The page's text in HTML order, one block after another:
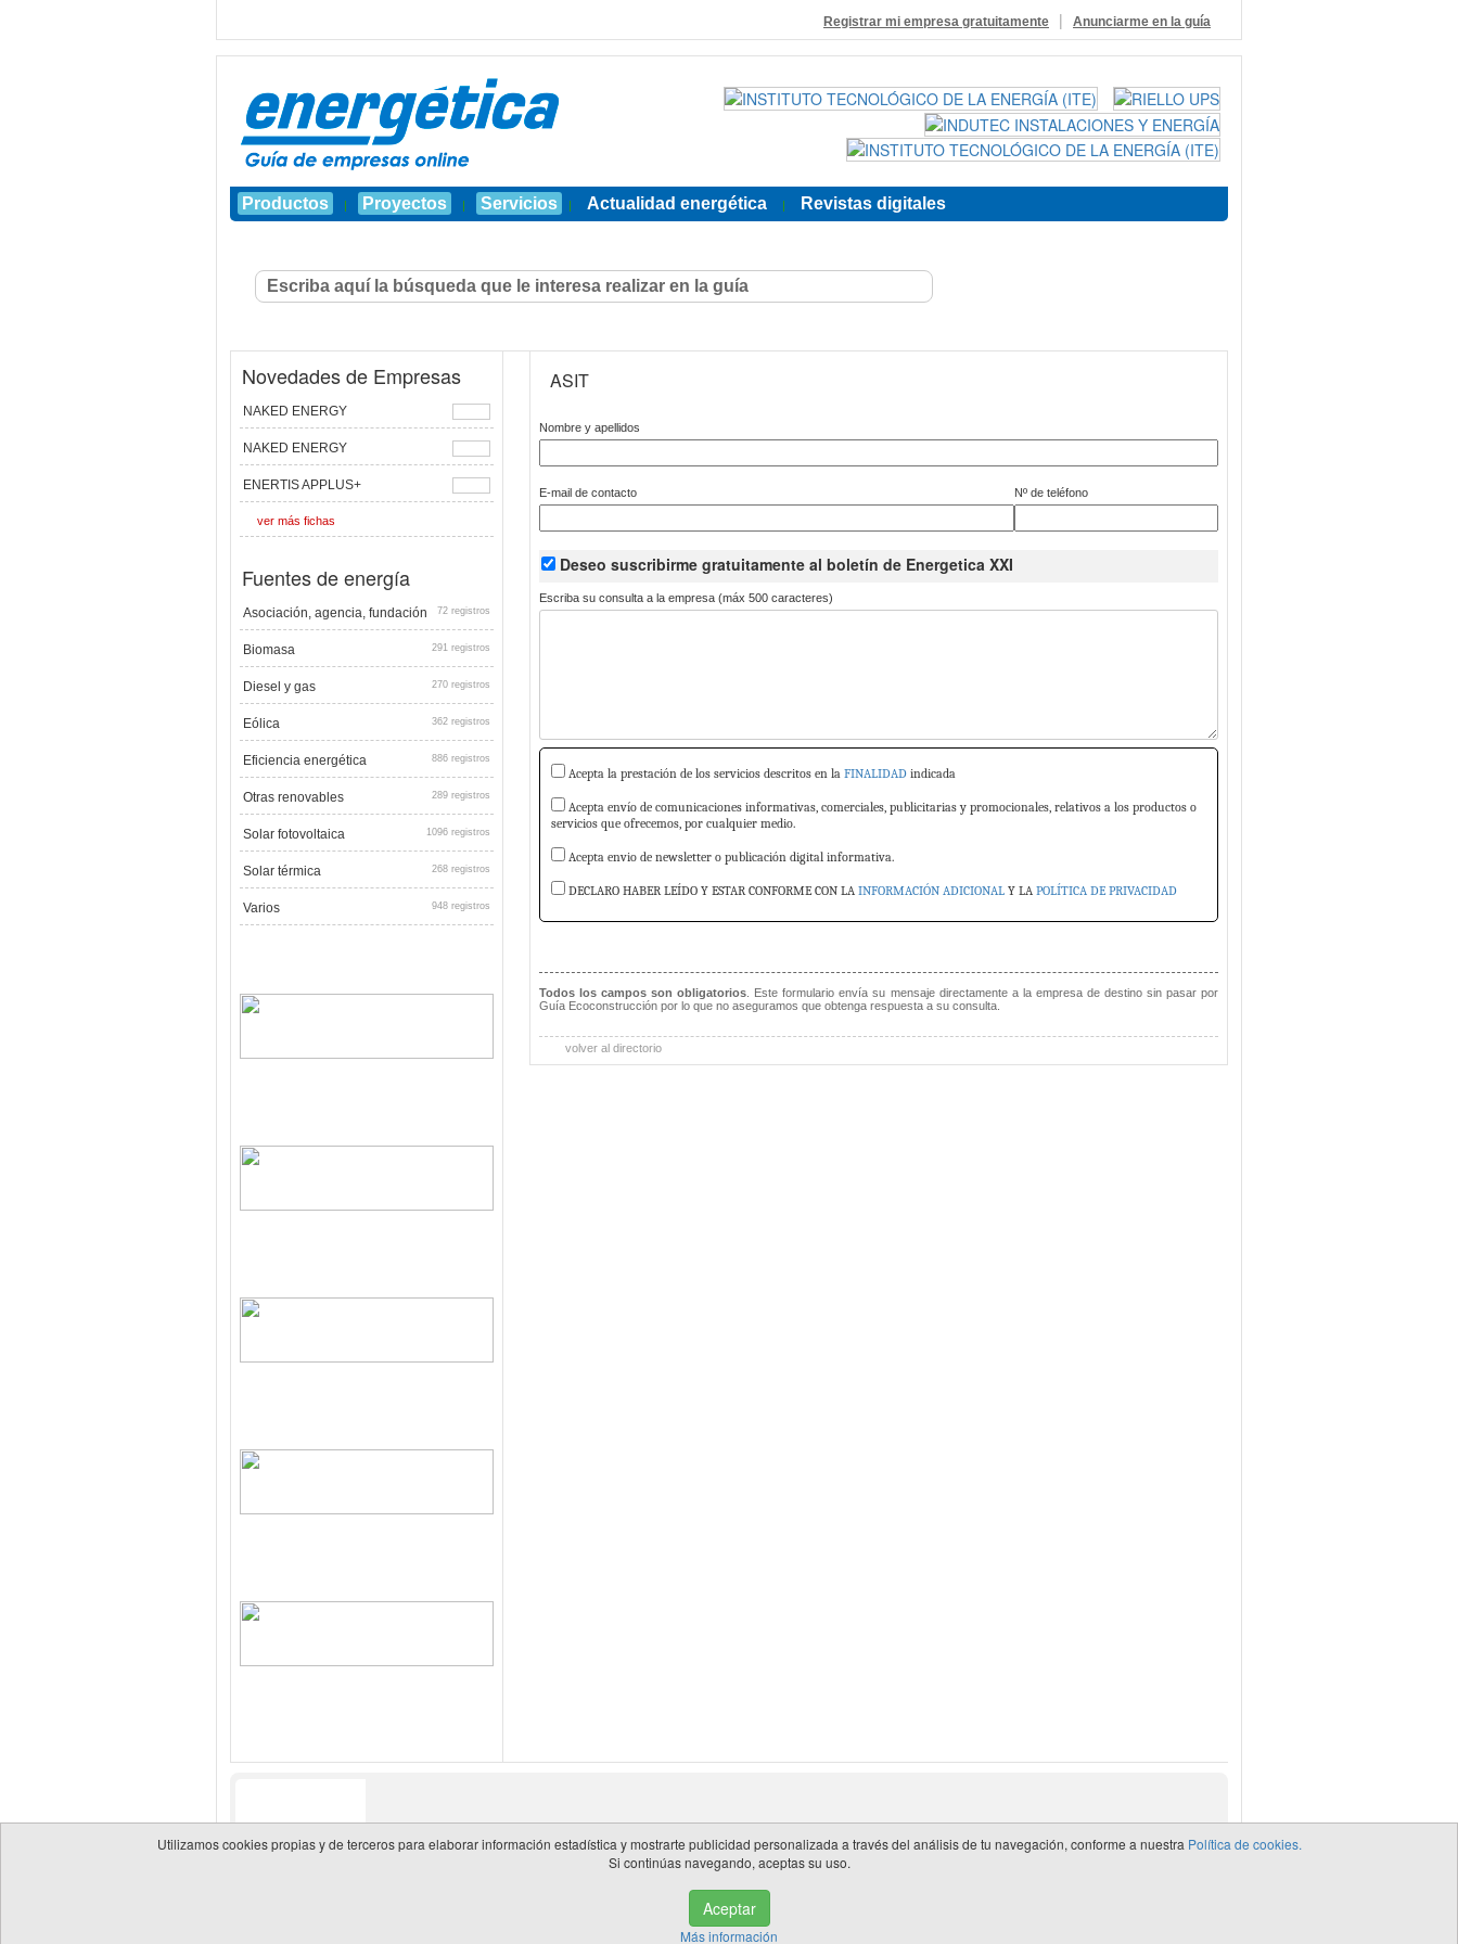
Registrar mi empresa gratuitamente | Anunciarme en la guía
Productos | Proyectos | Servicios | Actualidad energética | Revistas digitales
Novedades de Empresas
NAKED ENERGY
NAKED ENERGY
ENERTIS APPLUS+
ver más fichas
Fuentes de energía
Asociación, agencia, fundación 72 registros
Biomasa 291 registros
Diesel y gas 270 registros
Eólica 362 registros
Eficiencia energética 886 registros
Otras renovables 289 registros
Solar fotovoltaica 1096 registros
Solar térmica 268 registros
Varios 948 registros
ASIT
Nombre y apellidos
E-mail de contacto Nº de teléfono
Deseo suscribirme gratuitamente al boletín de Energetica XXI
Escriba su consulta a la empresa (máx 500 caracteres)
Acepta la prestación de los servicios descritos en la FINALIDAD indicada
Acepta envío de comunicaciones informativas, comerciales, publicitarias y promocionales, relativos a los productos o
servicios que ofrecemos, por cualquier medio.
Acepta envio de newsletter o publicación digital informativa.
DECLARO HABER LEÍDO Y ESTAR CONFORME CON LA INFORMACIÓN ADICIONAL Y LA POLÍTICA DE PRIVACIDAD
Todos los campos son obligatorios . Este formulario envía su mensaje directamente a la empresa de destino sin pasar por
Guía Ecoconstrucción por lo que no aseguramos que obtenga respuesta a su consulta.
volver al directorio
Utilizamos cookies propias y de terceros para elaborar información estadística y mostrarte publicidad personalizada a través del análisis de tu navegación, conforme a nuestra Política de cookies.
Si continúas navegando, aceptas su uso.
Aceptar
Más información
Aviso legal | Información adicional